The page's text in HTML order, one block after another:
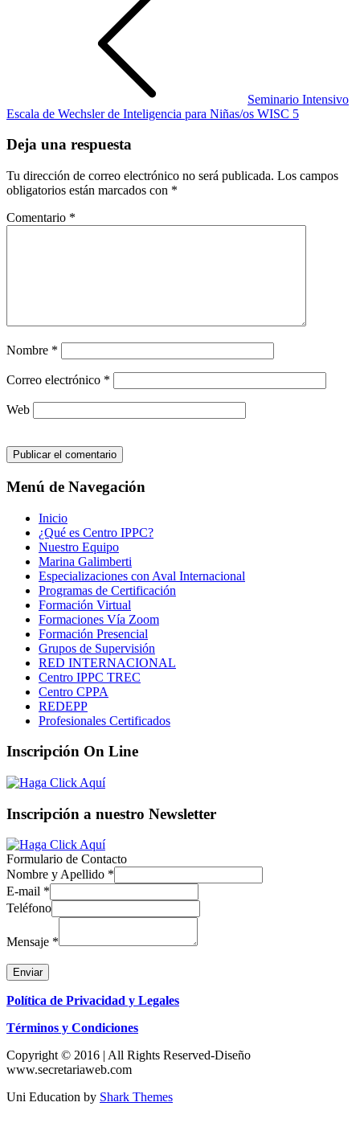
Seminario Intensivo
Escala de Wechsler de Inteligencia para Niñas/os WISC 5
Deja una respuesta
Tu dirección de correo electrónico no será publicada. Los campos
obligatorios están marcados con *
Comentario *
Nombre *
Correo electrónico *
Web
Menú de Navegación
Inicio
¿Qué es Centro IPPC?
Nuestro Equipo
Marina Galimberti
Especializaciones con Aval Internacional
Programas de Certificación
Formación Virtual
Formaciones Vía Zoom
Formación Presencial
Grupos de Supervisión
RED INTERNACIONAL
Centro IPPC TREC
Centro CPPA
REDEPP
Profesionales Certificados
Inscripción On Line
Inscripción a nuestro Newsletter
Formulario de Contacto
Nombre y Apellido *
E-mail *
Teléfono
Mensaje *
Enviar
Política de Privacidad y Legales
Términos y Condiciones
Copyright © 2016 | All Rights Reserved-Diseño
www.secretariaweb.com
Uni Education by Shark Themes